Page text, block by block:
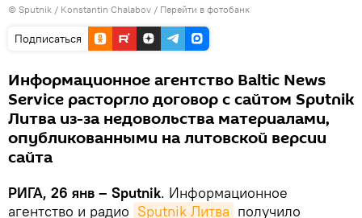
© Sputnik / Konstantin Chalabov / Перейти в фотобанк
Подписаться
Информационное агентство Baltic News
Service расторгло договор с сайтом Sputnik
Литва из-за недовольства материалами,
опубликованными на литовской версии
сайта
РИГА, 26 янв – Sputnik. Информационное
агентство и радио Sputnik Литва получило